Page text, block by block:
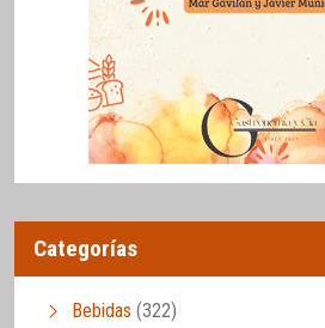
Categorías
Bebidas (322)